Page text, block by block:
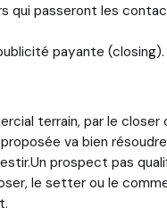
qui passeront les
payante (closing).
terrain, par le
va bien
prospect pas
le setter ou le